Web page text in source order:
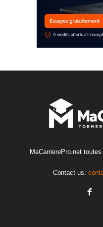
MaCarrierePro.net
Contact us: